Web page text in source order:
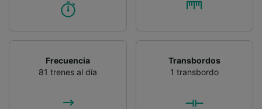
Frecuencia
81 trenes al día
Transbordos
1 transbordo